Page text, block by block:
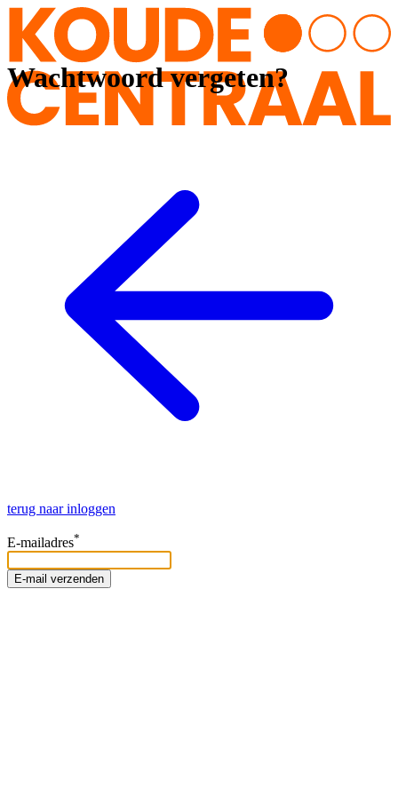
Wachtwoord vergeten?
terug naar inloggen
E-mailadres*
E-mail verzenden